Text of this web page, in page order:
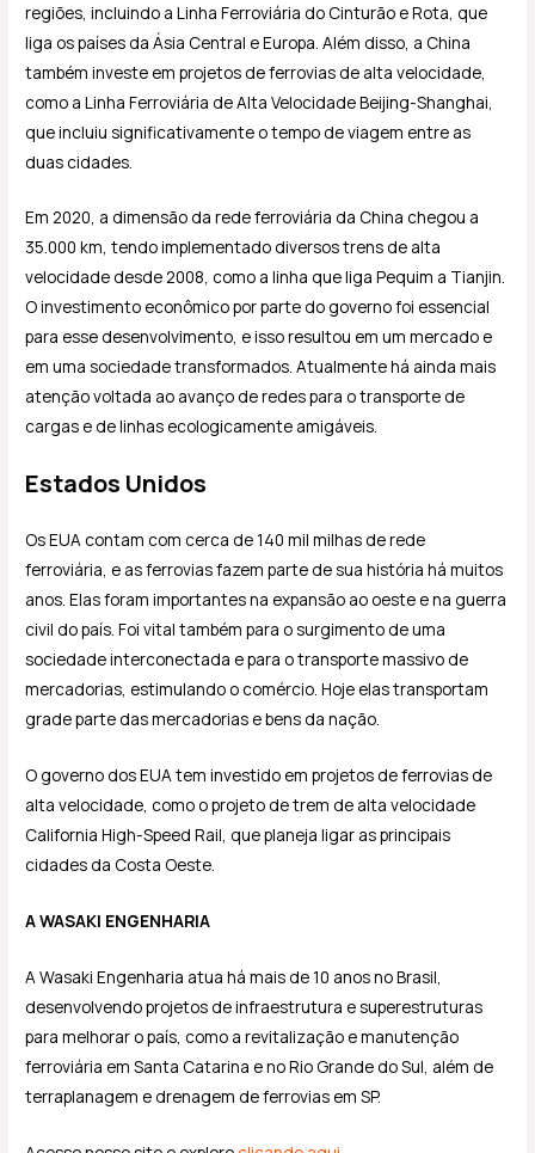
regiões, incluindo a Linha Ferroviária do Cinturão e Rota, que
liga os países da Ásia Central e Europa. Além disso, a China
também investe em projetos de ferrovias de alta velocidade,
como a Linha Ferroviária de Alta Velocidade Beijing-Shanghai,
que incluiu significativamente o tempo de viagem entre as
duas cidades.
Em 2020, a dimensão da rede ferroviária da China chegou a
35.000 km, tendo implementado diversos trens de alta
velocidade desde 2008, como a linha que liga Pequim a Tianjin.
O investimento econômico por parte do governo foi essencial
para esse desenvolvimento, e isso resultou em um mercado e
em uma sociedade transformados. Atualmente há ainda mais
atenção voltada ao avanço de redes para o transporte de
cargas e de linhas ecologicamente amigáveis.
Estados Unidos
Os EUA contam com cerca de 140 mil milhas de rede
ferroviária, e as ferrovias fazem parte de sua história há muitos
anos. Elas foram importantes na expansão ao oeste e na guerra
civil do país. Foi vital também para o surgimento de uma
sociedade interconectada e para o transporte massivo de
mercadorias, estimulando o comércio. Hoje elas transportam
grade parte das mercadorias e bens da nação.
O governo dos EUA tem investido em projetos de ferrovias de
alta velocidade, como o projeto de trem de alta velocidade
California High-Speed ​​Rail, que planeja ligar as principais
cidades da Costa Oeste.
A WASAKI ENGENHARIA
A Wasaki Engenharia atua há mais de 10 anos no Brasil,
desenvolvendo projetos de infraestrutura e superestruturas
para melhorar o país, como a revitalização e manutenção
ferroviária em Santa Catarina e no Rio Grande do Sul, além de
terraplanagem e drenagem de ferrovias em SP.